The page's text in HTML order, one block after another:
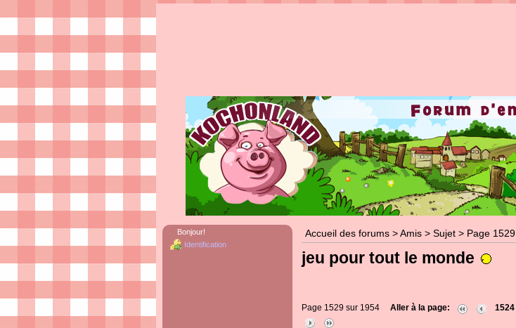
Bonjour!
Identification
Accueil des forums > Amis > Sujet > Page 1529
jeu pour tout le monde
Page 1529 sur 1954 Aller à la page: 1524